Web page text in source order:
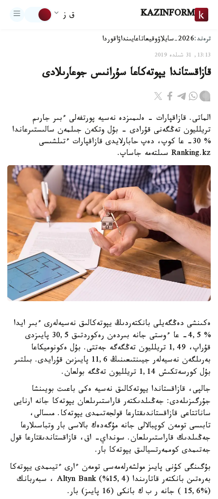
KAZINFORM ق ز
ترەند:2026-سايلاۋ وقيعاتاعايىنداۋاقوردا
13:13, 31 شىلدە 2019
قازاقستاندا يپوتەكاعا سۇرانىس جوعارىلادى
الماتى. قازاقپارات - ەلىمىزدە نەسيە پورتفەلى ءبىر جارىم
تريلليون تەڭگەنى قۇرادى - بۇل وتكەن جىلمەن سالىستىرعاندا
% 30- عا كوپ، دەپ حابارلايدى قازاقپارات ءتىلشىسى
Ranking.kz سىلتەمە جاساپ.
ەكىنشى دەڭگەيلى بانكتەردىڭ يپوتەكالىق نەسيەلەرى ءبىر ايدا
% 4,5- عا ءوستى جانە بىردەن رەكوردتىق 30,5 پايىزدى
قۇراپ، 1,49 تريلليون تەڭگەگە جەتتى. بۇل ەكونوميكاعا
بەرىلگەن نەسيەلەر جيىنتىعىنىڭ 11,6 پايىزىن قۇرايدى. بىلتىر
بۇل كورسەتكىش 1,14 تريلليون تەڭگە بولعان.
جالپى، قازاقستاندا يپوتەكالىق نەسيە ەكى باعىت بويىنشا
جۇرگىزىلەدى: جەڭىلدىكتەر قاراستىرىلعان يپوتەكا جانە ارنايى
ساناتتاعى قازاقستاندىقتارعا قولجەتىمدى يپوتەكا. مىسالى،
تابىسى تومەن كوپبالالى جانە مۇگەدەك بالاسى بار وتباسىلارعا
جەڭىلدىك قاراستىرىلعان. سونداي- اق، قازاقستاندىقتارعا قول
جەتىمدى كوممەرتسيالىق يپوتەكا بار.
بۇگىنگى كۇنى پايىز مولشەرلەمەسى تومەن ءارى ءتيىمدى يپوتەكا
بەرەتىن بانكتەر قاتارىندا Altyn Bank (%15,4) ، سبەربانك
(%15,6 ) جانە ر ب ك بانكى (16 پايىز) بار.